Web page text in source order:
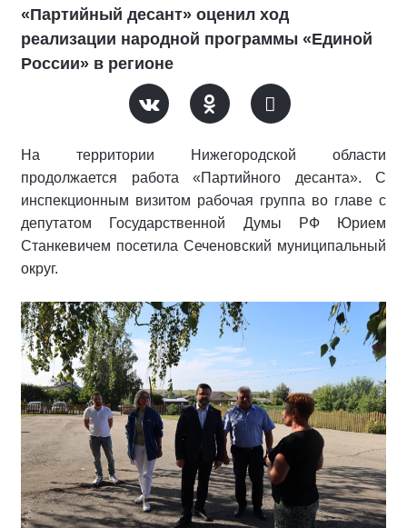
«Партийный десант» оценил ход
реализации народной программы «Единой
России» в регионе
На территории Нижегородской области
продолжается работа «Партийного десанта». С
инспекционным визитом рабочая группа во главе с
депутатом Государственной Думы РФ Юрием
Станкевичем посетила Сеченовский муниципальный
округ.